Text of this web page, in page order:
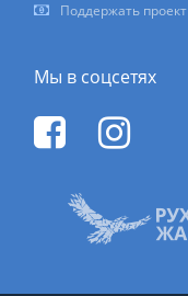
Поддержать проект
Мы в соцсетях